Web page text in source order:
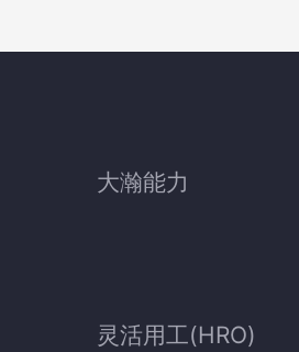
大瀚能力
灵活用工(HRO)